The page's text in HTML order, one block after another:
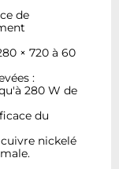
de
× 720 à 60
:
280 W de
du
nickelé